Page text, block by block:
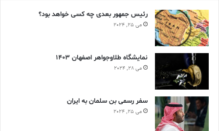
رئیس جمهور بعدی چه کسی خواهد بود؟
می 25, 2024
نمایشگاه طلاوجواهر اصفهان 1403
می 28, 2024
سفر رسمی بن سلمان به ایران
می 25, 2024